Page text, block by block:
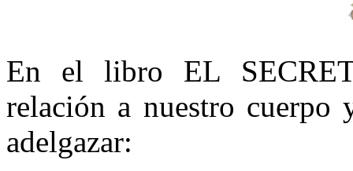
En el libro EL
relación a nuestro cuerpo
adelgazar: